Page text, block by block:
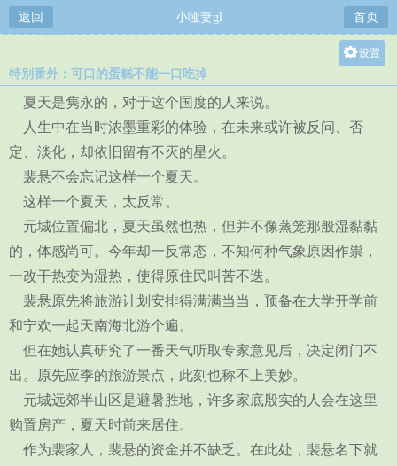
返回 小哑妻gl 首页
设置
中
特别番外：可口的蛋糕不能一口吃掉
夏天是隽永的，对于这个国度的人来说。
人生中在当时浓墨重彩的体验，在未来或许被反问、否
定、淡化，却依旧留有不灭的星火。
裴悬不会忘记这样一个夏天。
这样一个夏天，太反常。
元城位置偏北，夏天虽然也热，但并不像蒸笼那般湿黏黏
的，体感尚可。今年却一反常态，不知何种气象原因作祟，
一改干热变为湿热，使得原住民叫苦不迭。
裴悬原先将旅游计划安排得满满当当，预备在大学开学前
和宁欢一起天南海北游个遍。
但在她认真研究了一番天气听取专家意见后，决定闭门不
出。原先应季的旅游景点，此刻也称不上美妙。
元城远郊半山区是避暑胜地，许多家底殷实的人会在这里
购置房产，夏天时前来居住。
作为裴家人，裴悬的资金并不缺乏。在此处，裴悬名下就